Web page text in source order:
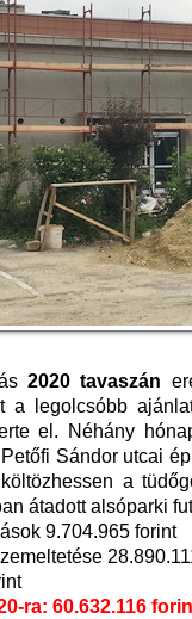
2020 tavaszán
legolcsóbb
el. Néhány
Sándor utcai
a
átadott alsóparki
9.704.965 forint
ra: 60.632.116